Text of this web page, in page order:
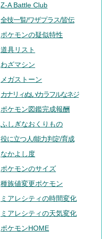
Z-A Battle Club
全技一覧/ワザプラス/皆伝
ポケモンの疑似特性
道具リスト
わざマシン
メガストーン
カナリィぬい/カラフルなネジ
ポケモン図鑑完成報酬
ふしぎなおくりもの
役に立つ人/能力判定/育成
なかよし度
ポケモンのサイズ
種族値変更ポケモン
ミアレシティの時間変化
ミアレシティの天気変化
ポケモンHOME